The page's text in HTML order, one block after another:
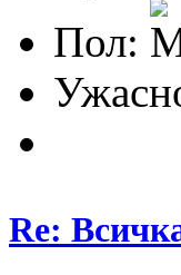
Пол:
Re: